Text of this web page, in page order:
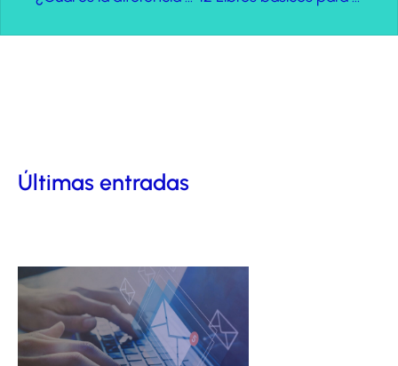
Últimas entradas